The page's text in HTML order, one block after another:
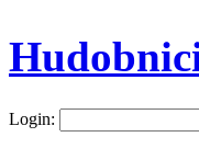
Login: